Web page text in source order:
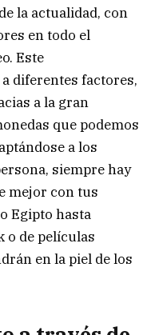
la actualidad, con
en todo el
Este
diferentes factores,
a la gran
que podemos
a los
siempre hay
mejor con tus
Egipto hasta
o de películas
en la piel de los